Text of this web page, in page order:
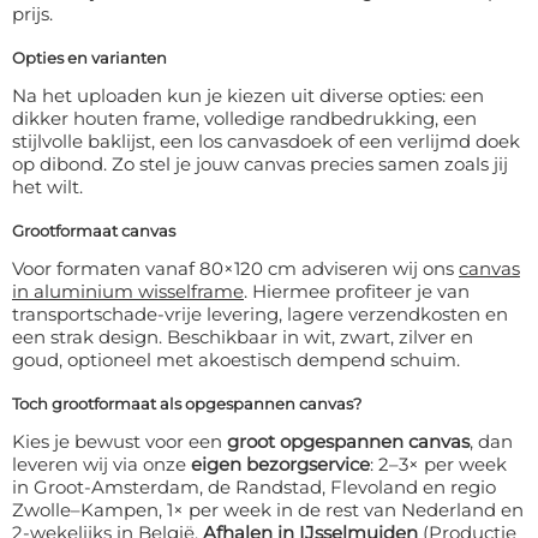
prijs.
Opties en varianten
Na het uploaden kun je kiezen uit diverse opties: een
dikker houten frame, volledige randbedrukking, een
stijlvolle baklijst, een los canvasdoek of een verlijmd doek
op dibond. Zo stel je jouw canvas precies samen zoals jij
het wilt.
Grootformaat canvas
Voor formaten vanaf 80×120 cm adviseren wij ons canvas
in aluminium wisselframe. Hiermee profiteer je van
transportschade-vrije levering, lagere verzendkosten en
een strak design. Beschikbaar in wit, zwart, zilver en
goud, optioneel met akoestisch dempend schuim.
Toch grootformaat als opgespannen canvas?
Kies je bewust voor een groot opgespannen canvas, dan
leveren wij via onze eigen bezorgservice: 2–3× per week
in Groot-Amsterdam, de Randstad, Flevoland en regio
Zwolle–Kampen, 1× per week in de rest van Nederland en
2-wekelijks in België. Afhalen in IJsselmuiden (Productie